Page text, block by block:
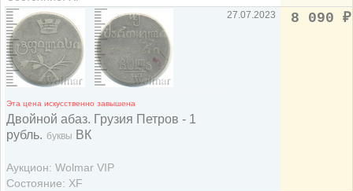
Эта цена искусственно завышена
Двойной абаз. Грузия Петров - 1
рубль. буквы ВК
Аукцион: Wolmar VIP
Состояние: XF
27.07.2023 8 090 ₽